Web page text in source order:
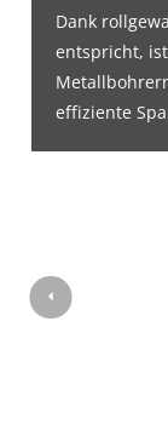
Dank
entspricht,
effiziente